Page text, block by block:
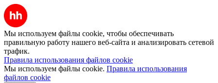
Мы используем файлы cookie, чтобы обеспечивать
правильную работу нашего веб-сайта и анализировать сетевой
трафик.
Правила использования файлов cookie
Мы используем файлы cookie. Правила использования
файлов cookie